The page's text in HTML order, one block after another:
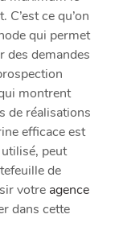
ce qu’on
qui permet
des demandes
montrent
de réalisations
efficace est
peut
de
votre agence
dans cette